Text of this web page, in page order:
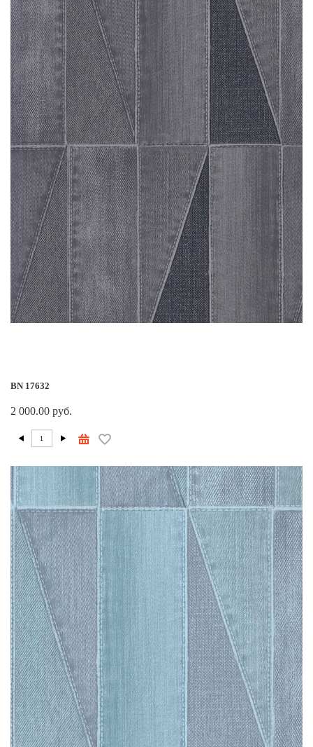
BN 17632
2 000.00 руб.